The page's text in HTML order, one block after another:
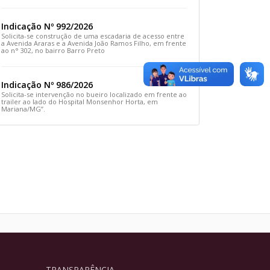
Indicação Nº 992/2026
Solicita-se construção de uma escadaria de acesso entre
a Avenida Araras e a Avenida João Ramos Filho, em frente
ao n° 302, no bairro Barro Preto
Indicação Nº 986/2026
Solicita-se intervenção no bueiro localizado em frente ao
trailer ao lado do Hospital Monsenhor Horta, em
Mariana/MG”.